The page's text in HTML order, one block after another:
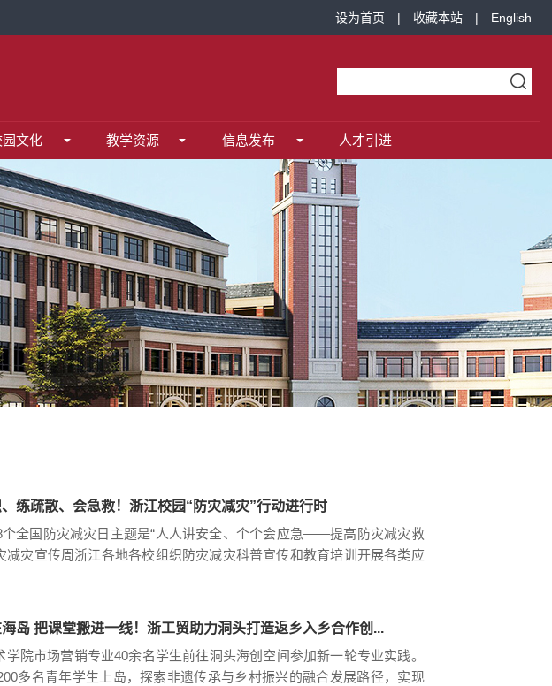
设为首页 | 收藏本站 | English
园文化 教学资源 信息发布 人才引进
练疏散、会急救！浙江校园“防灾减灾”行动进行时
个全国防灾减灾日主题是“人人讲安全、个个会应急——提高防灾减灾救
减灾宣传周浙江各地各校组织防灾减灾科普宣传和教育培训开展各类应
岛 把课堂搬进一线！浙工贸助力洞头打造返乡入乡合作创...
院市场营销专业40余名学生前往洞头海创空间参加新一轮专业实践。
多名青年学生上岛，探索非遗传承与乡村振兴的融合发展路径，实现